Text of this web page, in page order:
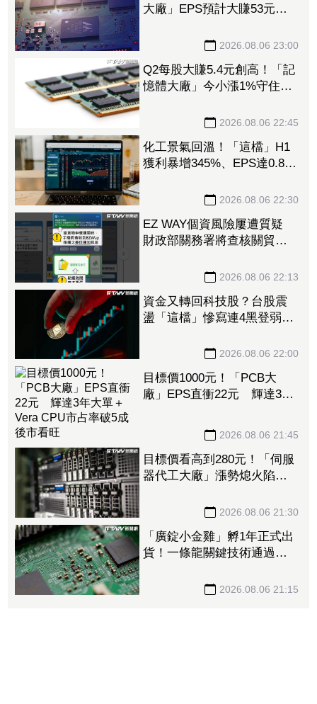
大廠」EPS預計大賺53元
2026.08.06 23:00
Q2每股大賺5.4元創高！「記
憶體大廠」今小漲1%守住連
抱回7549萬元 2026.08.06 22:45
化工景氣回溫！「這檔」H1
獲利暴增345%、EPS達0.89
2026.08.06 22:30
EZ WAY個資風險屢遭質疑
財政部關務署將查核關貿公
2026.08.06 22:13
資金又轉回科技股？台股震
盪「這檔」慘寫連4黑登弱勢
2026.08.06 22:00
目標價1000元！「PCB大
廠」EPS直衝22元 輝達3年
2026.08.06 21:45
目標價看高到280元！「伺服
器代工大廠」漲勢熄火陷連2
張、抽回21億元2026.08.06 21:30
「廣錠小金雞」孵1年正式出
貨！一條龍關鍵技術通過驗
2026.08.06 21:15